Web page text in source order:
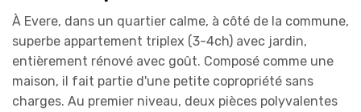
À Evere, dans un quartier calme, à côté de la commune,
superbe appartement triplex (3-4ch) avec jardin,
entièrement rénové avec goût. Composé comme une
maison, il fait partie d'une petite copropriété sans
charges. Au premier niveau, deux pièces polyvalentes